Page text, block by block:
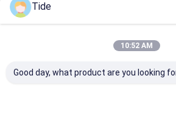
Порекомендованные
Tide
10:52 AM
Good day, what product are you looking